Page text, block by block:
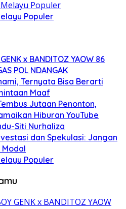
Populer
x BANDITOZ YAOW 86
POL NDANGAK
Ternyata Bisa Berarti
Maaf
Jutaan Penonton,
Hiburan YouTube
Siti Nurhaliza
dan Spekulasi: Jangan
Populer